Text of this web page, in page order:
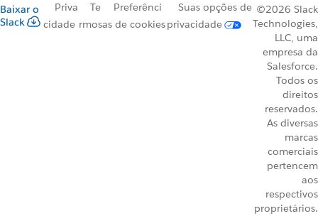
Baixar o
Slack
Priva
cidade
Te
rmos
Preferênci
as de cookies
Suas opções de
privacidade
©2026 Slack
Technologies,
LLC, uma
empresa da
Salesforce.
Todos os
direitos
reservados.
As diversas
marcas
comerciais
pertencem
aos
respectivos
proprietários.